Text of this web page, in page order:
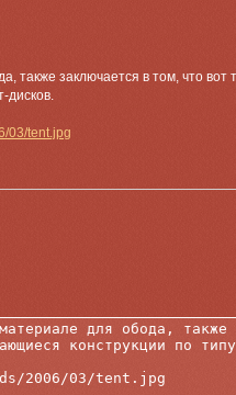
также заключается в том, что
дисков.
03/tent.jpg